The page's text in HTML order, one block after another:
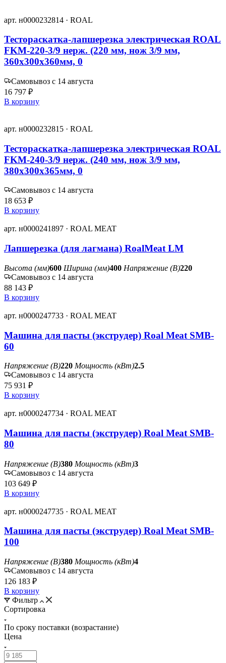
арт. н0000232814 · ROAL
Тестораскатка-лапшерезка электрическая ROAL
FKM-220-3/9 нерж. (220 мм, нож 3/9 мм,
360х300х360мм, 0
Самовывоз с 14 августа
16 797 ₽
В корзину
арт. н0000232815 · ROAL
Тестораскатка-лапшерезка электрическая ROAL
FKM-240-3/9 нерж. (240 мм, нож 3/9 мм,
380х300х365мм, 0
Самовывоз с 14 августа
18 653 ₽
В корзину
арт. н0000241897 · ROAL MEAT
Лапшерезка (для лагмана) RoalMeat LM
Высота (мм)600 Ширина (мм)400 Напряжение (В)220
Самовывоз с 14 августа
88 143 ₽
В корзину
арт. н0000247733 · ROAL MEAT
Машина для пасты (экструдер) Roal Meat SMB-
60
Напряжение (В)220 Мощность (кВт)2.5
Самовывоз с 14 августа
75 931 ₽
В корзину
арт. н0000247734 · ROAL MEAT
Машина для пасты (экструдер) Roal Meat SMB-
80
Напряжение (В)380 Мощность (кВт)3
Самовывоз с 14 августа
103 649 ₽
В корзину
арт. н0000247735 · ROAL MEAT
Машина для пасты (экструдер) Roal Meat SMB-
100
Напряжение (В)380 Мощность (кВт)4
Самовывоз с 14 августа
126 183 ₽
В корзину
Фильтр
Сортировка
По сроку поставки (возрастание)
Цена